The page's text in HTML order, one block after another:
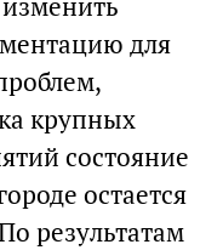
для
крупных
состояние
остается
результатам